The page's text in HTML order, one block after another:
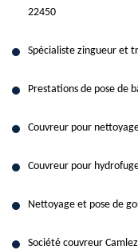
22450
Spécialiste zingueur et
Prestations de pose de
Couvreur pour
Couvreur pour
Nettoyage et pose de
Société couvreur